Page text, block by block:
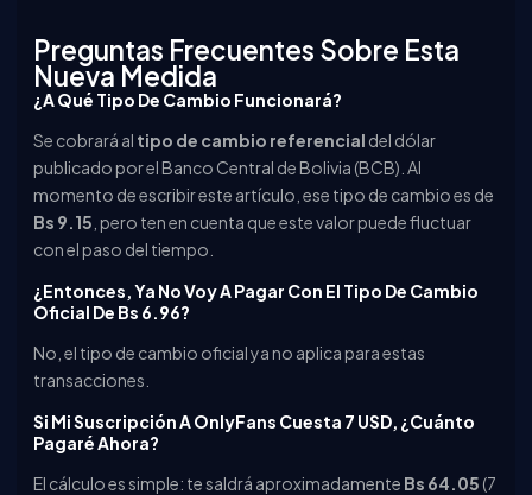
Preguntas Frecuentes Sobre Esta
Nueva Medida
¿A Qué Tipo De Cambio Funcionará?
Se cobrará al tipo de cambio referencial del dólar
publicado por el Banco Central de Bolivia (BCB). Al
momento de escribir este artículo, ese tipo de cambio es de
Bs 9.15 , pero ten en cuenta que este valor puede fluctuar
con el paso del tiempo.
¿Entonces, Ya No Voy A Pagar Con El Tipo De Cambio
Oficial De Bs 6.96?
No, el tipo de cambio oficial ya no aplica para estas
transacciones.
Si Mi Suscripción A OnlyFans Cuesta 7 USD, ¿cuánto
Pagaré Ahora?
El cálculo es simple: te saldrá aproximadamente Bs 64.05 (7